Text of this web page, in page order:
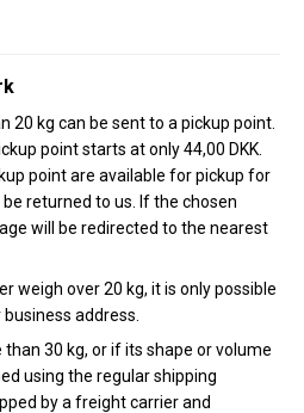
20 kg can be sent to a pickup point.
point starts at only 44,00 DKK.
point are available for pickup for
returned to us. If the chosen
will be redirected to the nearest
weigh over 20 kg, it is only possible
address.
30 kg, or if its shape or volume
using the regular shipping
by a freight carrier and